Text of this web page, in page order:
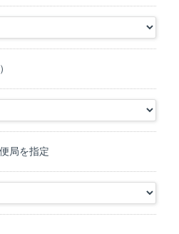
下「検査」という）は、採取した検
頼者の遺伝子情報とパートナーの遺伝
遺伝子の相性を数値化することを目
からDNAを抽出し、DNAを最新の分
法 (Next Generation Sequencing) にて
ータベースによる比較解析で、被検
を判定します。
局を指定